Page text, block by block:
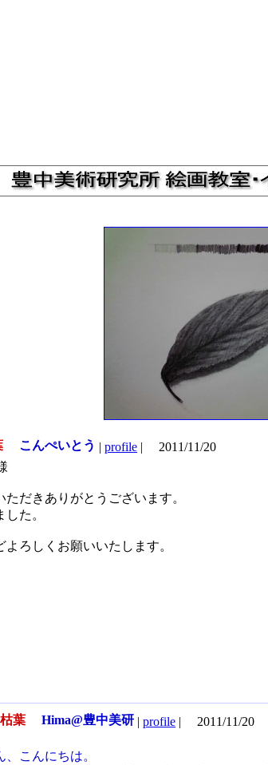
こんぺいとう | profile |
2011/11/20
ただきありがとうございます。
た。
ろしくお願いいたします。
葉 Hima@豊中美研 | profile | 2011/11/20
こんにちは。